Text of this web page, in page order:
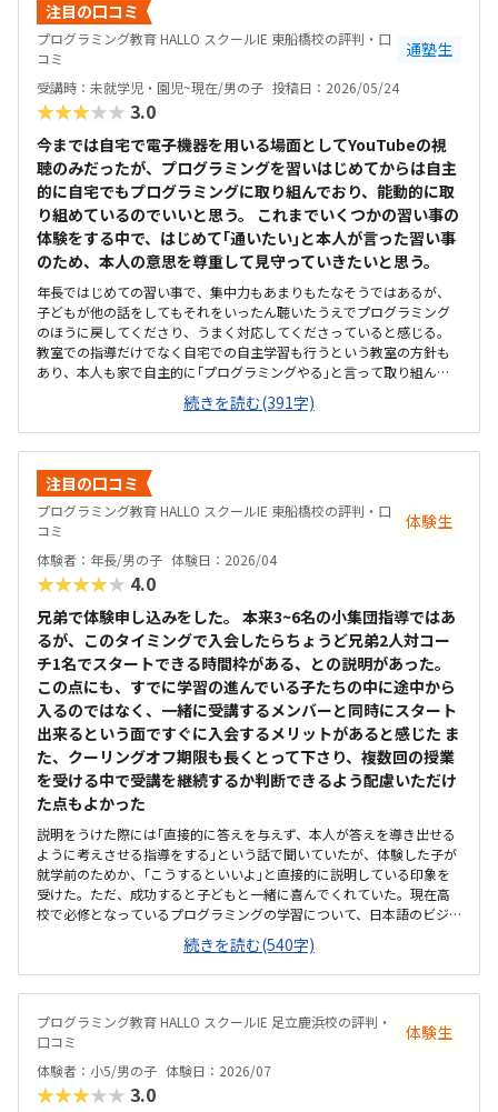
注目の口コミ
プログラミング教育 HALLO スクールIE 東船橋校の評判・口
コミ
通塾生
受講時：未就学児・園児~現在/男の子 投稿日：2026/05/24
★★★★★ 3.0
今までは自宅で電子機器を用いる場面としてYouTubeの視
聴のみだったが、プログラミングを習いはじめてからは自主
的に自宅でもプログラミングに取り組んでおり、能動的に取
り組めているのでいいと思う。 これまでいくつかの習い事の
体験をする中で、はじめて｢通いたい｣と本人が言った習い事
のため、本人の意思を尊重して見守っていきたいと思う。
年長ではじめての習い事で、集中力もあまりもたなそうではあるが、
子どもが他の話をしてもそれをいったん聴いたうえでプログラミング
のほうに戻してくださり、うまく対応してくださっていると感じる。
教室での指導だけでなく自宅での自主学習も行うという教室の方針も
あり、本人も家で自主的に｢プログラミングやる｣と言って取り組んで
おり、子どもが自主的に取り組みたくなる教材だと感じる。駅からも
程近く、駐輪場もあるため通いやすいと思う。ただ、プログラミングH
ALLOを目的に来ると個別指導スクールIEの看板しかないため、初回は
少し迷ってしまった。プログラミング教室と個別指導塾が同じ空間内
で行われているため、プログラミング中にまわりから数学や英語の指
導の声が聞こえる。全体的に学習に集中できる環境だと思う。受講し
ている子どもがまだ未就学児であるため、未就学児のプログラミング
としては割高のように感じる。
続きを読む(391字)
注目の口コミ
プログラミング教育 HALLO スクールIE 東船橋校の評判・口
コミ
体験生
体験者：年長/男の子 体験日：2026/04
★★★★★ 4.0
兄弟で体験申し込みをした。 本来3~6名の小集団指導ではあ
るが、このタイミングで入会したらちょうど兄弟2人対コー
チ1名でスタートできる時間枠がある、との説明があった。
この点にも、すでに学習の進んでいる子たちの中に途中から
入るのではなく、一緒に受講するメンバーと同時にスタート
出来るという面ですぐに入会するメリットがあると感じた ま
た、クーリングオフ期限も長くとって下さり、複数回の授業
を受ける中で受講を継続するか判断できるよう配慮いただけ
た点もよかった
説明をうけた際には｢直接的に答えを与えず、本人が答えを導き出せる
ように考えさせる指導をする｣という話で聞いていたが、体験した子が
就学前のためか、｢こうするといいよ｣と直接的に説明している印象を
受けた。ただ、成功すると子どもと一緒に喜んでくれていた。現在高
校で必修となっているプログラミングの学習について、日本語のビジ
ュアル言語からはじめ、本格的なテキストコーディングまでを段階的
にステップアップして繋げ将来必要な力まで着実に身に付けることが
出来そうだと感じた。また、ゲームを作成し他の生徒から評価をうけ
ることが出来るという仕組みも、子どもが興味をもって取り組めそう
だと感じた。駅からさほど離れておらず、自転車置場もあるため通い
やすいと思うただ、看板としては同教室内で行われている【個別指導
スクールIE】の表記しか見受けられず、【HALLO】の教室が別にあるの
か少し迷ってしまった。教室内の色調も明るく、居心地はいいと感じ
た。ただ、同一の教室内で教科学習の個別指導も行われているため、
続きを読む(540字)
プログラミング教育 HALLO スクールIE 足立鹿浜校の評判・
口コミ
体験生
体験者：小5/男の子 体験日：2026/07
★★★★★ 3.0